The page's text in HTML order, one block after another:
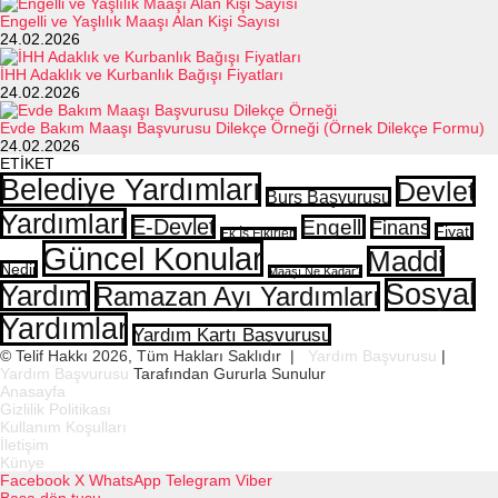
Engelli ve Yaşlılık Maaşı Alan Kişi Sayısı
24.02.2026
İHH Adaklık ve Kurbanlık Bağışı Fiyatları
24.02.2026
Evde Bakım Maaşı Başvurusu Dilekçe Örneği (Örnek Dilekçe Formu)
24.02.2026
ETİKET
Belediye Yardımları Burs Başvurusu Devlet
Yardımları E-Devlet Ek İş Fikirleri Engelli Finans Fiyatı
Nedir Güncel Konular Maaşı Ne Kadar?
Maddi
Yardım Ramazan Ayı Yardımları Sosyal
Yardımlar Yardım Kartı Başvurusu
© Telif Hakkı 2026, Tüm Hakları Saklıdır | Yardım Başvurusu |
Yardım Başvurusu Tarafından Gururla Sunulur
Anasayfa
Gizlilik Politikası
Kullanım Koşulları
İletişim
Künye
Facebook X WhatsApp Telegram Viber